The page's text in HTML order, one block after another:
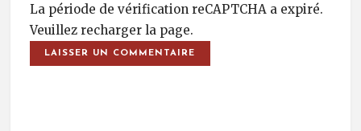
La période de vérification reCAPTCHA a expiré.
Veuillez recharger la page.